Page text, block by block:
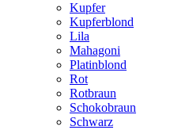
Kupfer
Kupferblond
Lila
Mahagoni
Platinblond
Rot
Rotbraun
Schokobraun
Schwarz